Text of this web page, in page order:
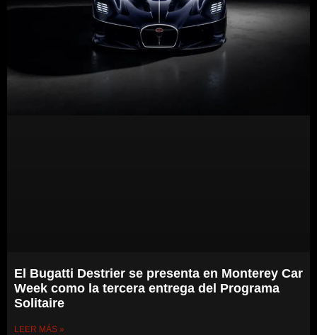
El Bugatti Destrier se presenta en Monterey Car
Week como la tercera entrega del Programa
Solitaire
LEER MÁS »